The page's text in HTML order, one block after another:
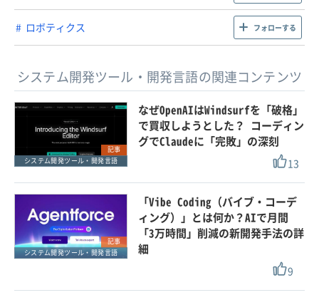
ロボティクス フォローする
システム開発ツール・開発言語の関連コンテンツ
記事
システム開発ツール・開発言語
なぜOpenAIはWindsurfを「破格」
で買収しようとした？ コーディン
グでClaudeに「完敗」の深刻
13
記事
システム開発ツール・開発言語
「Vibe Coding（バイブ・コーデ
ィング）」とは何か？AIで月間
「3万時間」削減の新開発手法の詳
細
9